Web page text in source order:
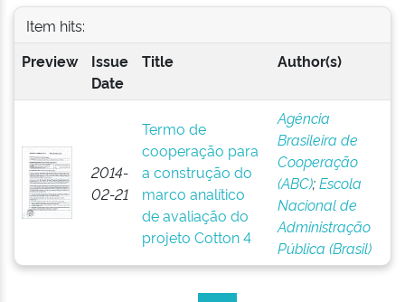
Item hits:
Preview
Issue
Date
Title Author(s)
2014-
02-21
Termo de
cooperação para
a construção do
marco analítico
de avaliação do
projeto Cotton 4
Agência
Brasileira de
Cooperação
(ABC);Escola
Nacional de
Administração
Pública (Brasil)